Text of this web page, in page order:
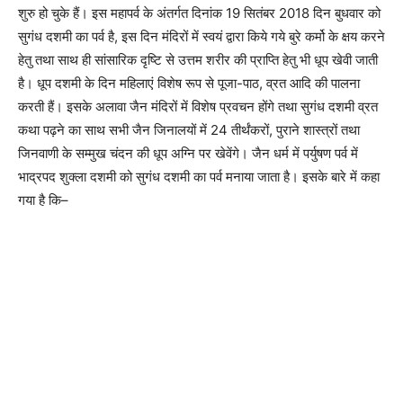
शुरु हो चुके हैं। इस महापर्व के अंतर्गत दिनांक 19 सितंबर 2018 दिन बुधवार को
सुगंध दशमी का पर्व है, इस दिन मंदिरों में स्वयं द्वारा किये गये बुरे कर्मो के क्षय करने
हेतु तथा साथ ही सांसारिक दृष्टि से उत्तम शरीर की प्राप्ति हेतु भी धूप खेवी जाती
है। धूप दशमी के दिन महिलाएं विशेष रूप से पूजा-पाठ, व्रत आदि की पालना
करती हैं। इसके अलावा जैन मंदिरों में विशेष प्रवचन होंगे तथा सुगंध दशमी व्रत
कथा पढ़ने का साथ सभी जैन जिनालयों में 24 तीर्थंकरों, पुराने शास्त्रों तथा
जिनवाणी के सम्मुख चंदन की धूप अग्नि पर खेवेंगे। जैन धर्म में पर्युषण पर्व में
भाद्रपद शुक्ला दशमी को सुगंध दशमी का पर्व मनाया जाता है। इसके बारे में कहा
गया है कि–